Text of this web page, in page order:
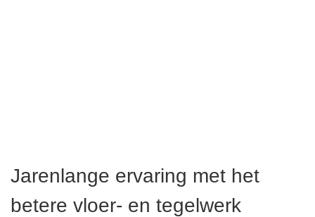
Jarenlange ervaring met het
betere vloer- en tegelwerk